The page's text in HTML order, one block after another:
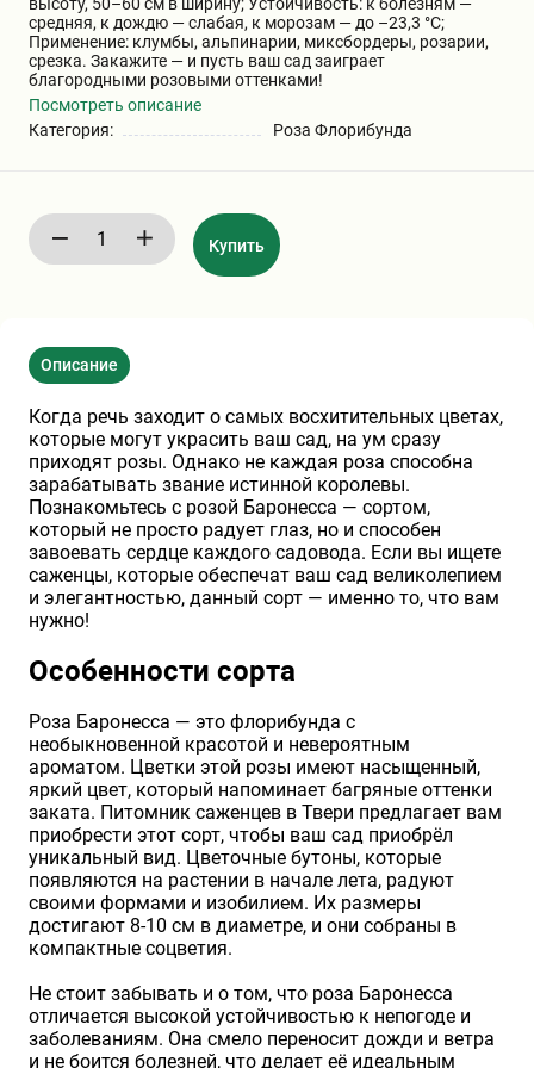
Шарафуга
Бирючина
Плющ
Кустарники
(КОРТАДЕРИЯ)
Кизильник саженец
Олеандр саженцы
Экзотические растения
Декоративные саженцы
Хвойные саженцы
Глициния
Гвоздика саженцы
Хризантемы саженцы
высоту, 50–60 см в ширину; Устойчивость: к болезням —
средняя, к дождю — слабая, к морозам — до –23,3 °C;
Применение: клумбы, альпинарии, миксбордеры, розарии,
срезка. Закажите — и пусть ваш сад заиграет
благородными розовыми оттенками!
Посмотреть описание
Категория:
Роза Флорибунда
Купить
Описание
Когда речь заходит о самых восхитительных цветах,
которые могут украсить ваш сад, на ум сразу
приходят розы. Однако не каждая роза способна
зарабатывать звание истинной королевы.
Познакомьтесь с розой Баронесса — сортом,
который не просто радует глаз, но и способен
завоевать сердце каждого садовода. Если вы ищете
саженцы, которые обеспечат ваш сад великолепием
и элегантностью, данный сорт — именно то, что вам
нужно!
Особенности сорта
Роза Баронесса — это флорибунда с
необыкновенной красотой и невероятным
ароматом. Цветки этой розы имеют насыщенный,
яркий цвет, который напоминает багряные оттенки
заката. Питомник саженцев в Твери предлагает вам
приобрести этот сорт, чтобы ваш сад приобрёл
уникальный вид. Цветочные бутоны, которые
появляются на растении в начале лета, радуют
своими формами и изобилием. Их размеры
достигают 8-10 см в диаметре, и они собраны в
компактные соцветия.
Не стоит забывать и о том, что роза Баронесса
отличается высокой устойчивостью к непогоде и
заболеваниям. Она смело переносит дожди и ветра
и не боится болезней, что делает её идеальным